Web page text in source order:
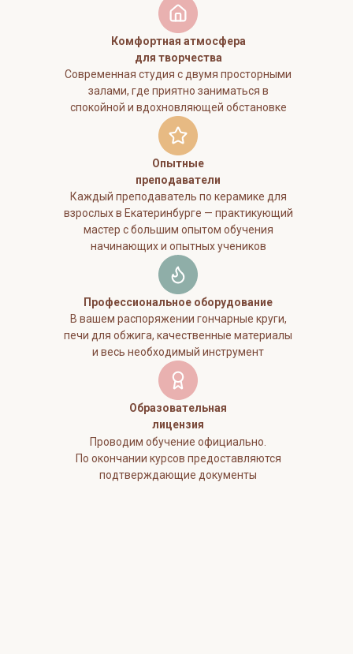
Комфортная атмосфера
для творчества
Современная студия с двумя просторными
залами, где приятно заниматься в
спокойной и вдохновляющей обстановке
Опытные
преподаватели
Каждый преподаватель по керамике для
взрослых в Екатеринбурге — практикующий
мастер с большим опытом обучения
начинающих и опытных учеников
Профессиональное оборудование
В вашем распоряжении гончарные круги,
печи для обжига, качественные материалы
и весь необходимый инструмент
Образовательная
лицензия
Проводим обучение официально.
По окончании курсов предоставляются
подтверждающие документы